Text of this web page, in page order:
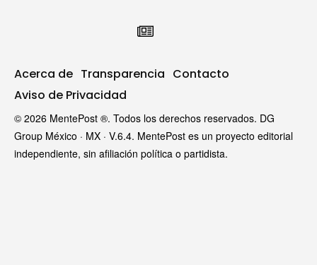
Acerca de Transparencia Contacto
Aviso de Privacidad
© 2026 MentePost ®. Todos los derechos reservados. DG
Group México · MX · V.6.4. MentePost es un proyecto editorial
independiente, sin afiliación política o partidista.